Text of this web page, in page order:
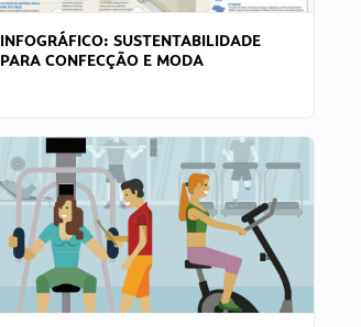
INFOGRÁFICO: SUSTENTABILIDADE
PARA CONFECÇÃO E MODA